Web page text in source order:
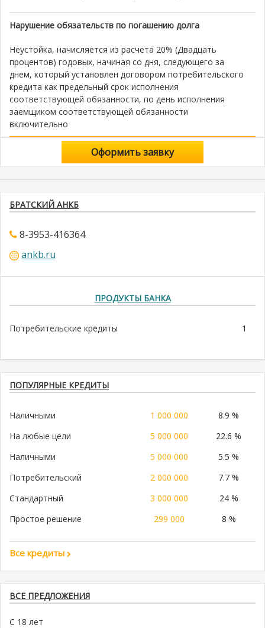
Нарушение обязательств по погашению долга
Неустойка, начисляется из расчета 20% (Двадцать
процентов) годовых, начиная со дня, следующего за
днем, который установлен договором потребительского
кредита как предельный срок исполнения
соответствующей обязанности, по день исполнения
заемщиком соответствующей обязанности
включительно
Оформить заявку
БРАТСКИЙ АНКБ
8-3953-416364
ankb.ru
ПРОДУКТЫ БАНКА
Потребительские кредиты 1
ПОПУЛЯРНЫЕ КРЕДИТЫ
Наличными 1 000 000
8.9 %
На любые цели
5 000 000
22.6 %
Наличными
5 000 000
5.5 %
Потребительский
2 000 000
7.7 %
Стандартный
3 000 000
24 %
Простое решение
299 000 8 %
Все кредиты
ВСЕ ПРЕДЛОЖЕНИЯ
С 18 лет